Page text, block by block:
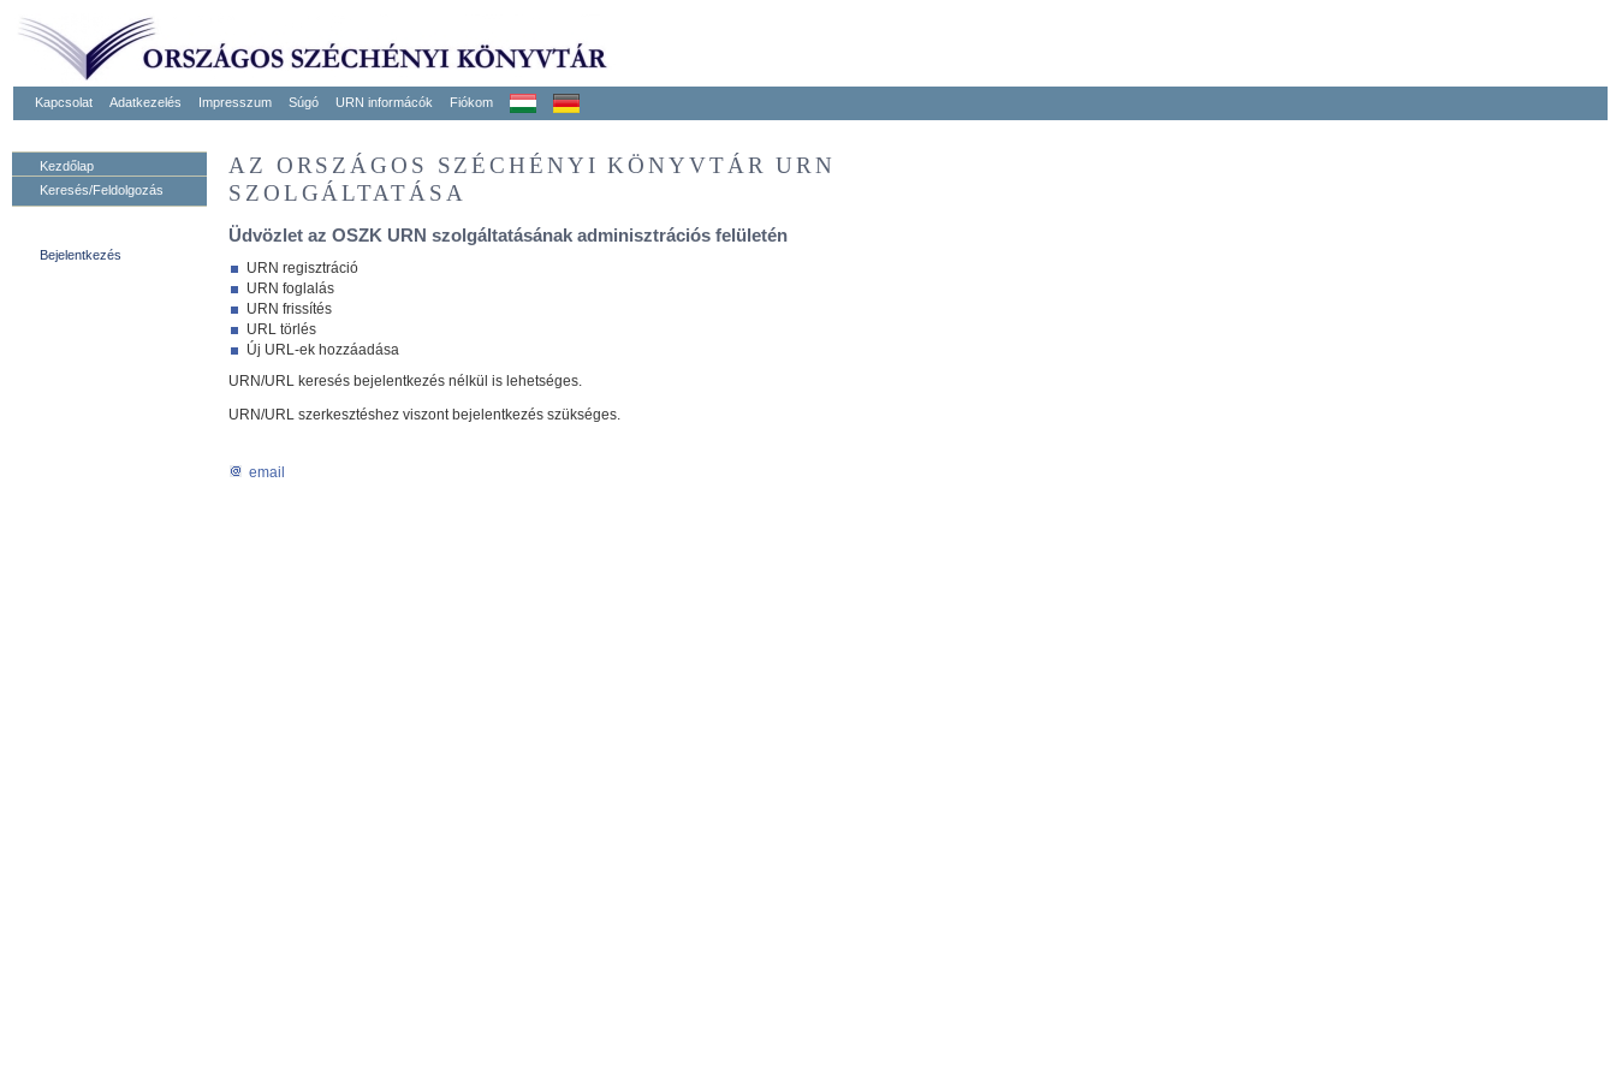
Kapcsolat Adatkezelés Impresszum Súgó URN informácók Fiókom
Kezdőlap
Keresés/Feldolgozás
Bejelentkezés
AZ ORSZÁGOS SZÉCHÉNYI KÖNYVTÁR URN
SZOLGÁLTATÁSA
Üdvözlet az OSZK URN szolgáltatásának adminisztrációs felületén
URN regisztráció
URN foglalás
URN frissítés
URL törlés
Új URL-ek hozzáadása
URN/URL keresés bejelentkezés nélkül is lehetséges.
URN/URL szerkesztéshez viszont bejelentkezés szükséges.
email